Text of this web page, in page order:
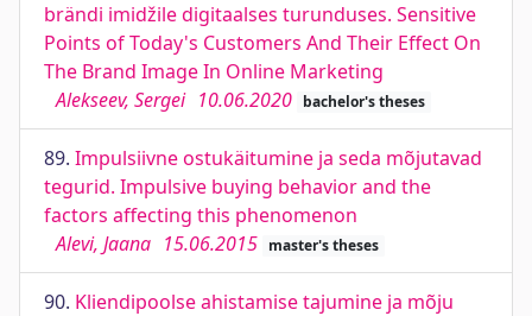
brändi imidžile digitaalses turunduses. Sensitive
Points of Today's Customers And Their Effect On
The Brand Image In Online Marketing
Alekseev, Sergei 10.06.2020 bachelor's theses
89. Impulsiivne ostukäitumine ja seda mõjutavad
tegurid. Impulsive buying behavior and the
factors affecting this phenomenon
Alevi, Jaana 15.06.2015 master's theses
90. Kliendipoolse ahistamise tajumine ja mõju